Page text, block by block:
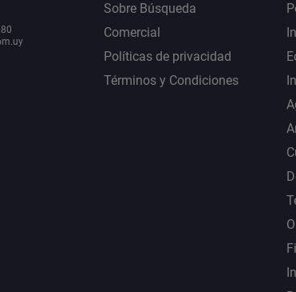
Sobre Búsqueda
Comercial
Políticas de privacidad
Términos y Condiciones